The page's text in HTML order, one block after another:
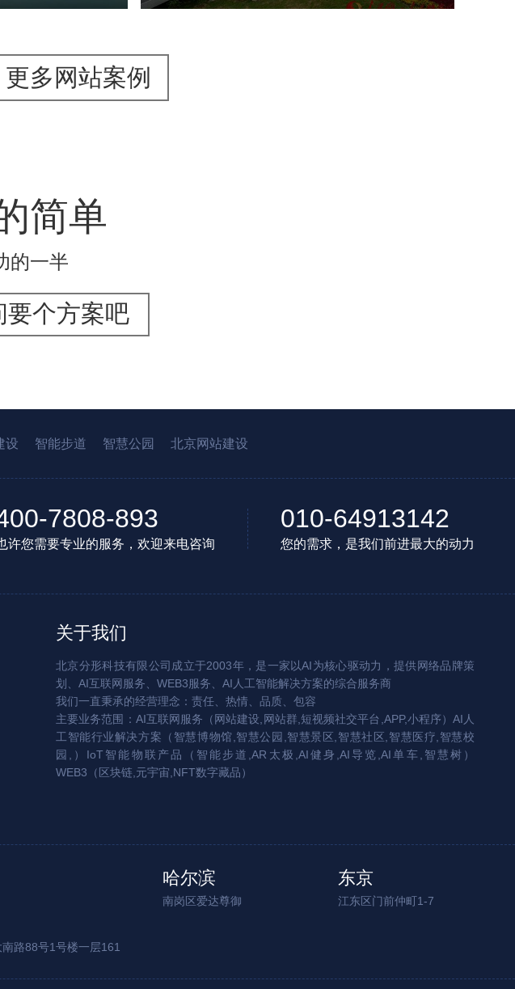
更多网站案例
简单
的一半
要个方案吧
设 智能步道 智慧公园 北京网站建设
7808-893
许您需要专业的服务，欢迎来电咨询
010-64913142
您的需求，是我们前进最大的动力
关于我们
北京分形科技有限公司成立于2003年，是一家以AI为核心驱动力，提供网络品牌策
划、AI互联网服务、WEB3服务、AI人工智能解决方案的综合服务商
我们一直秉承的经营理念：责任、热情、品质、包容
主要业务范围：AI互联网服务（网站建设,网站群,短视频社交平台,APP,小程序）AI人
工智能行业解决方案（智慧博物馆,智慧公园,智慧景区,智慧社区,智慧医疗,智慧校
园,）IoT智能物联产品（智能步道,AR太极,AI健身,AI导览,AI单车,智慧树）
WEB3（区块链,元宇宙,NFT数字藏品）
哈尔滨
南岗区爱达尊御
东京
江东区门前仲町1-7
路88号1号楼一层161